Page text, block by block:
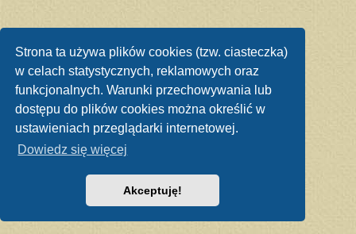
Strona ta używa plików cookies (tzw. ciasteczka)
w celach statystycznych, reklamowych oraz
funkcjonalnych. Warunki przechowywania lub
dostępu do plików cookies można określić w
ustawieniach przeglądarki internetowej.
Dowiedz się więcej
Akceptuję!